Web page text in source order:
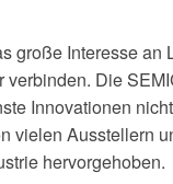
große Interesse
verbinden. Die
Innovationen
vielen Ausstellern
hervorgehoben.